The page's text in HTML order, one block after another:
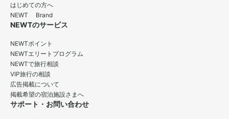
はじめての方へ
NEWT Brand
NEWTのサービス
NEWTポイント
NEWTエリートプログラム
NEWTで旅行相談
VIP旅行の相談
広告掲載について
掲載希望の宿泊施設さまへ
サポート・お問い合わせ